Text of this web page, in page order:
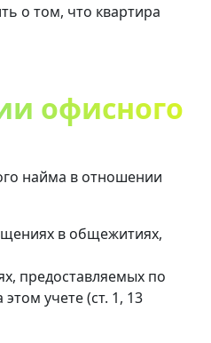
о том, что квартира
офисного
найма в отношении
в общежитиях,
предоставляемых по
учете (ст. 1, 13